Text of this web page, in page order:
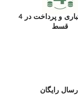
خرید اعتباری و پرداخت در 4
قسط
رایگان